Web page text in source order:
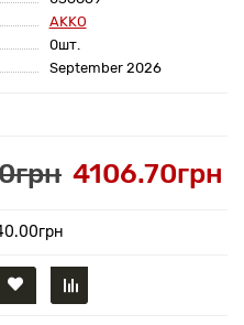
AKKO
0шт.
September 2026
4106.70грн